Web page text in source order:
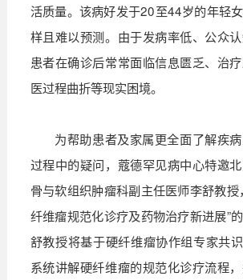
活质量。该病好发于20至44岁的年轻
样且难以预测。由于发病率低、公众
患者在确诊后常常面临信息匮乏、治
医过程曲折等现实困境。
为帮助患者及家属更全面了解疾
过程中的疑问，蔻德罕见病中心特邀
骨与软组织肿瘤科副主任医师李舒教授
纤维瘤规范化诊疗及药物治疗新进展”
舒教授将基于硬纤维瘤协作组专家共识
系统讲解硬纤维瘤的规范化诊疗流程